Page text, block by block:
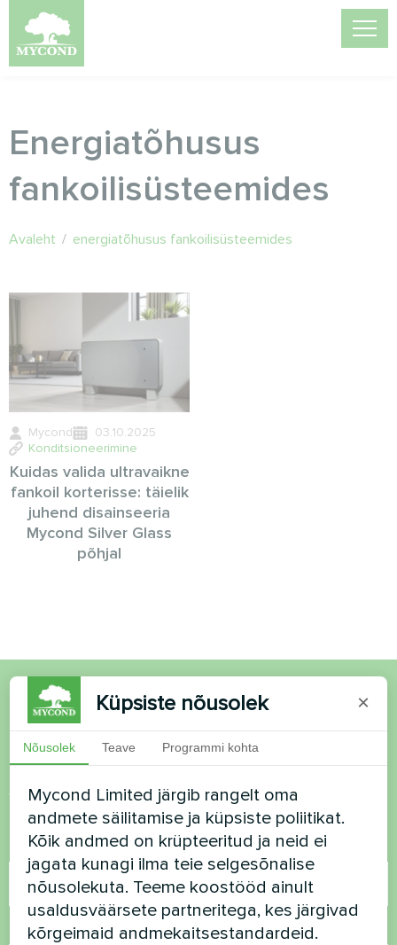
Energiatõhusus
fankoilisüsteemides
Avaleht / energiatõhusus fankoilisüsteemides
Mycond
03.10.2025
Konditsioneerimine
Kuidas valida ultravaikne
fankoil korterisse: täielik
juhend disainseeria
Mycond Silver Glass
põhjal
Soovid osta või on
küsimusi?
Võtke meiega ühendust ja me aitame teid
Nimi
Telefoninumber
Küpsiste nõusolek ×
Nõusolek Teave Programmi kohta
Mycond Limited järgib rangelt oma
andmete säilitamise ja küpsiste poliitikat.
Kõik andmed on krüpteeritud ja neid ei
jagata kunagi ilma teie selgesõnalise
nõusolekuta. Teeme koostööd ainult
usaldusväärsete partneritega, kes järgivad
kõrgeimaid andmekaitsestandardeid.